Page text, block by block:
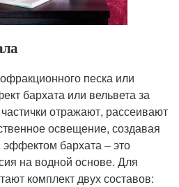
песка или
бархата или вельвета за
отражают, рассеивают
освещение, создавая
бархата – это
на водной основе. Для
комплект двух составов: